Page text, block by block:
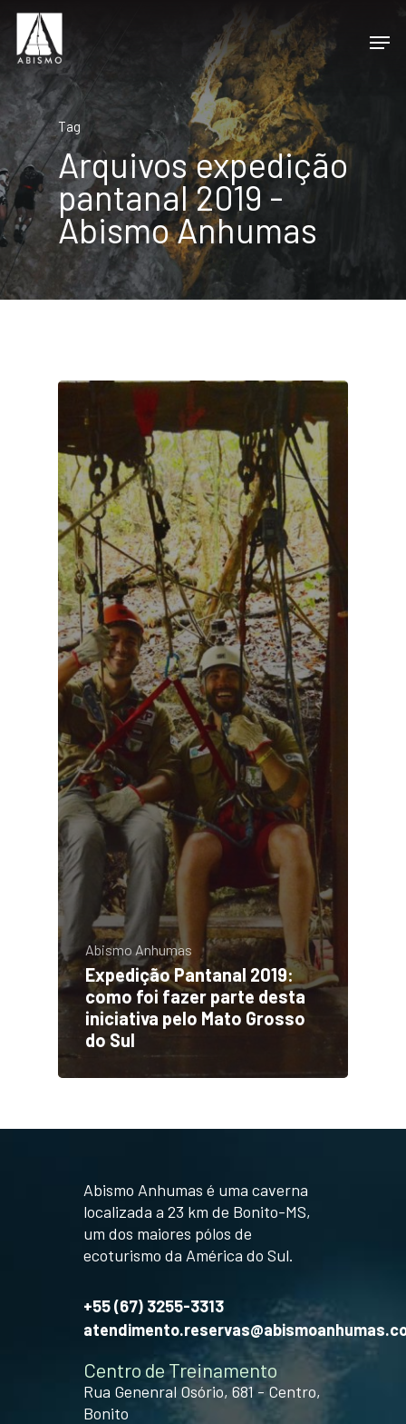
Tag
Arquivos expedição
pantanal 2019 -
Abismo Anhumas
Abismo Anhumas
Expedição Pantanal 2019:
como foi fazer parte desta
iniciativa pelo Mato Grosso
do Sul
Abismo Anhumas é uma caverna
localizada a 23 km de Bonito-MS,
um dos maiores pólos de
ecoturismo da América do Sul.
+55 (67) 3255-3313
Centro de Treinamento
Rua Genenral Osório, 681 - Centro,
Bonito